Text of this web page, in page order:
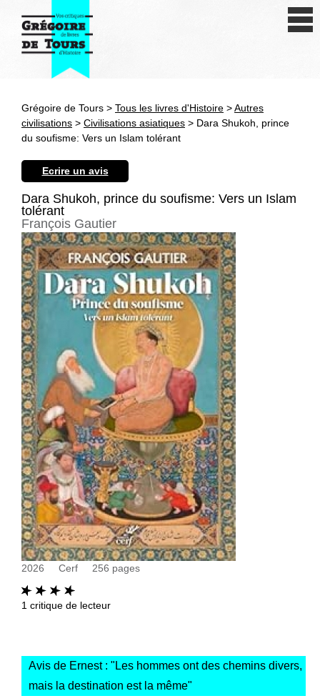
Antiquité
XXe siècle
Autres civilisations
Thématiques
Grégoire de Tours > Tous les livres d'Histoire >Autres
civilisations > Civilisations asiatiques > Dara Shukoh, prince
du soufisme: Vers un Islam tolérant
Ecrire un avis
Dara Shukoh, prince du soufisme: Vers un Islam
tolérant
François Gautier
2026 Cerf 256 pages
1 critique de lecteur
Avis de Ernest : " Les hommes ont des chemins divers,
mais la destination est la même"